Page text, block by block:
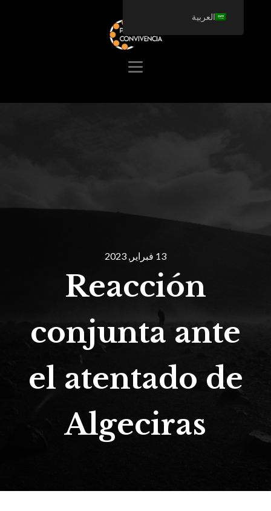
13 فبراير, 2023
Reacción
conjunta ante
el atentado de
Algeciras
العربية